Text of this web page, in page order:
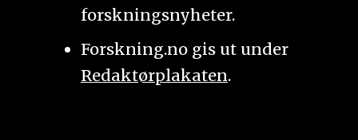
forskningsnyheter.
Forskning.no gis ut under
Redaktørplakaten.